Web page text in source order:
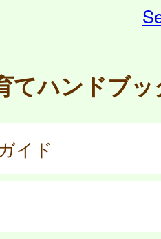
てハンドブッ
イド